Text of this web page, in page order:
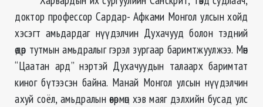
доктор профессор Сардар- Афками Монгол улсын хойд
хэсэгт амьдардаг нүүдэлчин Духачууд болон тэдний
өдөр тутмын амьдралыг гэрэл зургаар баримтжуулжээ. Мөн
“Цаатан ард” нэртэй Духачуудын талаарх баримтат
киног бүтээсэн байна. Манай Монгол улсын нүүдэлчин
ахуй соёл, амьдралын өвөрмөц хэв маяг дэлхийн бусад улс